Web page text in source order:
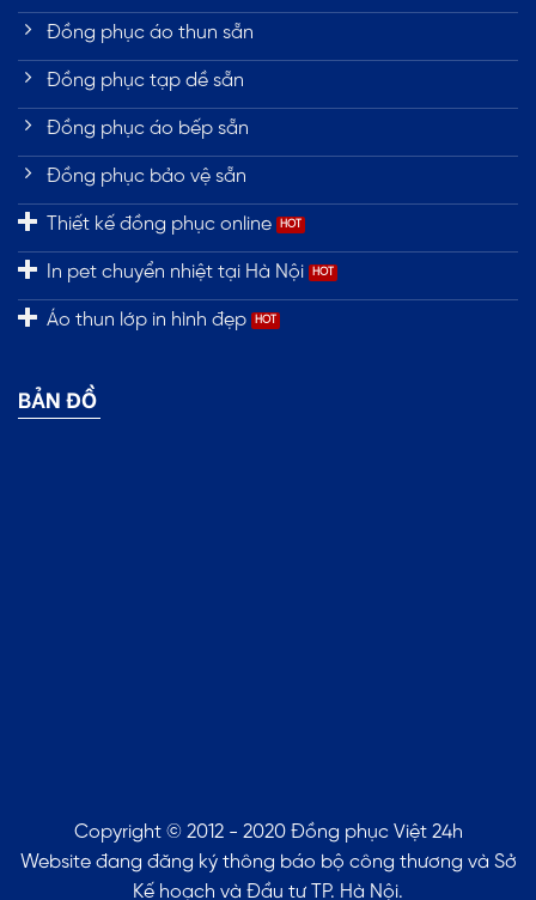
Đồng phục áo thun sẵn
Đồng phục tạp dề sẵn
Đồng phục áo bếp sẵn
Đồng phục bảo vệ sẵn
Thiết kế đồng phục online
In pet chuyển nhiệt tại Hà Nội
Áo thun lớp in hình đẹp
BẢN ĐỒ
Copyright © 2012 - 2020 Đồng phục Việt 24h
Website đang đăng ký thông báo bộ công thương và Sở
Kế hoạch và Đầu tư TP. Hà Nội.